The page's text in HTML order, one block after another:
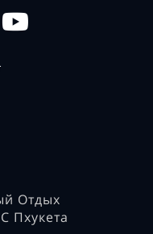
Отдых
Пхукета